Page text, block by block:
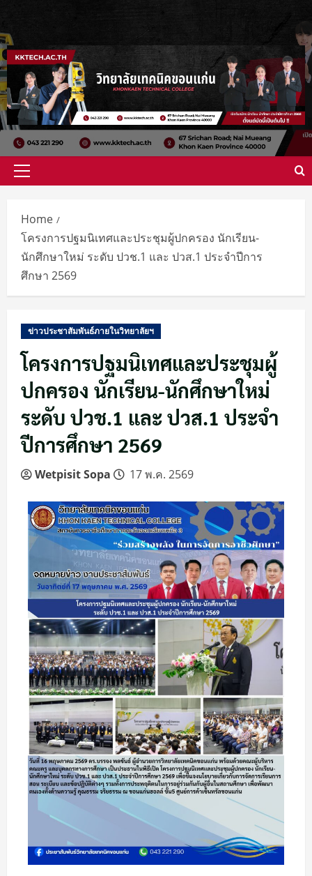
Home
โครงการปฐมนิเทศและประชุมผู้ปกครอง นักเรียน-
นักศึกษาใหม่ ระดับ ปวช.1 และ ปวส.1 ประจำปีการ
ศึกษา 2569
ข่าวประชาสัมพันธ์ภายในวิทยาลัยฯ
โครงการปฐมนิเทศและประชุมผู้
ปกครอง นักเรียน-นักศึกษาใหม่
ระดับ ปวช.1 และ ปวส.1 ประจำ
ปีการศึกษา 2569
Wetpisit Sopa 17 พ.ค. 2569